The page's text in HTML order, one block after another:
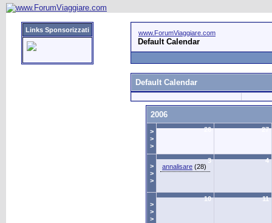
Links Sponsorizzati www.ForumViaggiare.com
Default Calendar
Default Calendar
2006
>
>
>
26 27
>
>
>
3
annalisare (28)
4
>
>
>
10 11